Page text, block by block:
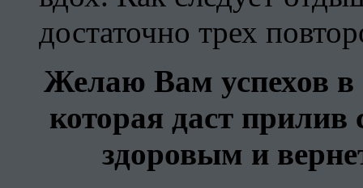
достаточно трех
Желаю Вам успехов в
которая даст прилив
здоровым и